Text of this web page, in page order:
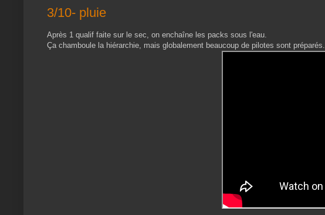
3/10- pluie
Après 1 qualif faite sur le sec, on enchaîne les packs sous l'eau.
Ça chamboule la hiérarchie, mais globalement beaucoup de pilotes sont préparés.